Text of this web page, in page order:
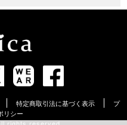
特定商取引法に基づく表示
プ
リシー